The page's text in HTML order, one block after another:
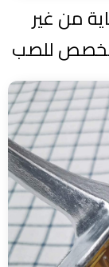
من غير
مخصص للصب